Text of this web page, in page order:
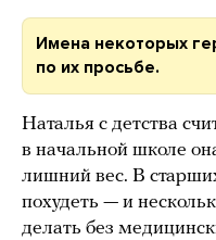
Имена некоторых
по их просьбе.
Наталья с детства
в начальной школе
лишний вес. В
похудеть — и
делать без